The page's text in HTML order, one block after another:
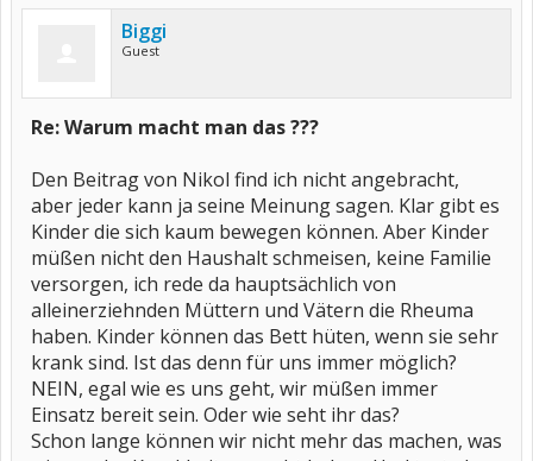
Biggi
Guest
Re: Warum macht man das ???
Den Beitrag von Nikol find ich nicht angebracht,
aber jeder kann ja seine Meinung sagen. Klar gibt es
Kinder die sich kaum bewegen können. Aber Kinder
müßen nicht den Haushalt schmeisen, keine Familie
versorgen, ich rede da hauptsächlich von
alleinerziehnden Müttern und Vätern die Rheuma
haben. Kinder können das Bett hüten, wenn sie sehr
krank sind. Ist das denn für uns immer möglich?
NEIN, egal wie es uns geht, wir müßen immer
Einsatz bereit sein. Oder wie seht ihr das?
Schon lange können wir nicht mehr das machen, was